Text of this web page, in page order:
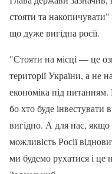
стояти та
що дуже вигідна росії.
"Стояти на місці — це
території України, а не
економіка під
бо хто буде інвестувати
вигідно. А для нас,
можливість Росії
ми будемо рухатися і